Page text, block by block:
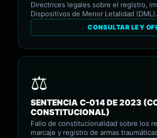
Directrices legales sobre el registro,
Dispositivos de Menor Letalidad (DML).
CONSULTAR LEY
SENTENCIA C-014 DE 2023
CONSTITUCIONAL)
Fallo de constitucionalidad sobre los
marcaje y registro de armas